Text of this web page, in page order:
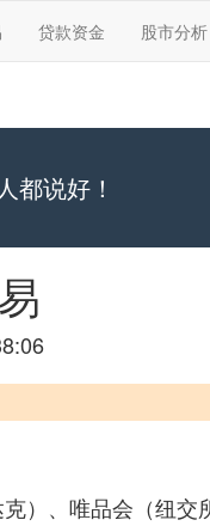
贷款资金 股市分析
都说好！
）、唯品会（纽交